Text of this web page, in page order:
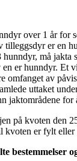
over 1 år for
tilleggsdyr er en
hunndyr, må jakta
en er hunndyr. Et
av
uttaket
jaktområdene for
på kvoten den
kvoten er fylt
bestemmelser